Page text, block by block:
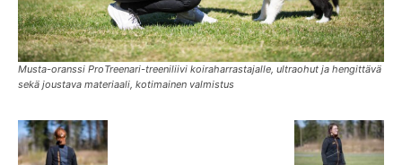
Musta-oranssi ProTreenari-treeniliivi koiraharrastajalle, ultraohut ja hengittävä
sekä joustava materiaali, kotimainen valmistus